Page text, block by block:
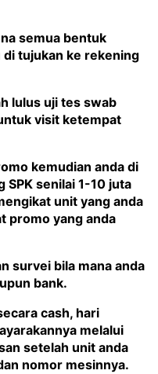
semua bentuk
di tujukan ke rekening
lulus uji tes swab
visit ketempat
kemudian anda di
SPK senilai 1-10 juta
unit yang anda
promo yang anda
survei bila mana anda
bank.
cash, hari
melalui
setelah unit anda
nomor mesinnya.